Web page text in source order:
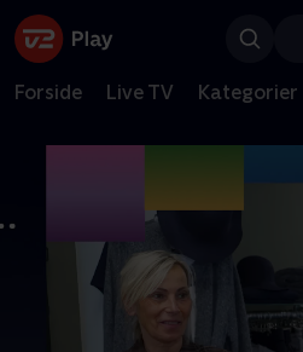
Forside Live TV Kategorier